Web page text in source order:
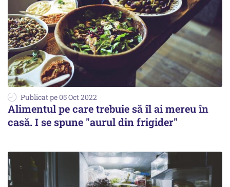
Publicat pe 05 Oct 2022
Alimentul pe care trebuie să îl ai mereu în
casă. I se spune "aurul din frigider"